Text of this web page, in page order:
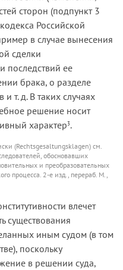
сторон (подпункт 3
Российской
в случае вынесения
сделки
последствий ее
брака, о разделе
т. д. В таких случаях
решение носит
характер3.
(Rechtsgesaltungsklagen) см.
обосновавших
и преобразовательных
процесса. 2-е изд., перераб. М.,
влечет
существования
иным судом (в том
поскольку
в решении суда,